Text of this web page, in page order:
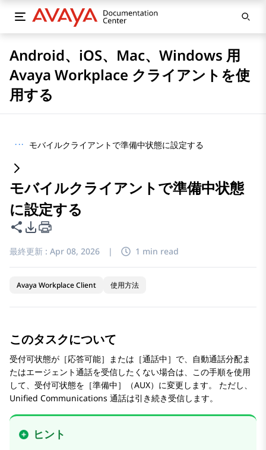
Android、iOS、Mac、Windows 用
Avaya Workplace クライアントを使
用する
··· モバイルクライアントで準備中状態に設定する
モバイルクライアントで準備中状態
に設定する
このページを共有
PDFエクスポートオプション
最終更新 : Apr 08, 2026 | 1 min read
Avaya Workplace Client 使用方法
このタスクについて
受付可状態が［応答可能］または［通話中］で、自動通話分配ま
たはエージェント通話を受信したくない場合は、この手順を使用
して、受付可状態を［準備中］（AUX）に変更します。 ただし、
Unified Communications 通話は引き続き受信します。
ヒント